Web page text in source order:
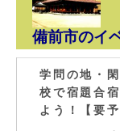
備前市のイ
学問の地・
校で宿題合
よう！【要予